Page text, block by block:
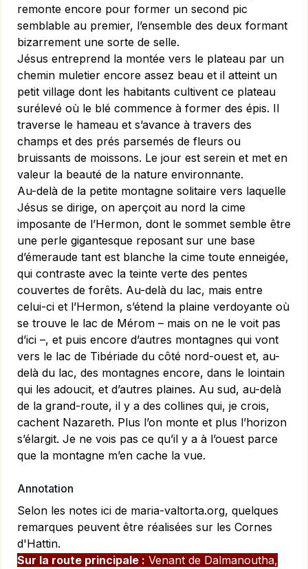
remonte encore pour former un second pic
semblable au premier, l’ensemble des deux formant
bizarrement une sorte de selle.
Jésus entreprend la montée vers le plateau par un
chemin muletier encore assez beau et il atteint un
petit village dont les habitants cultivent ce plateau
surélevé où le blé commence à former des épis. Il
traverse le hameau et s’avance à travers des
champs et des prés parsemés de fleurs ou
bruissants de moissons. Le jour est serein et met en
valeur la beauté de la nature environnante.
Au-delà de la petite montagne solitaire vers laquelle
Jésus se dirige, on aperçoit au nord la cime
imposante de l’Hermon, dont le sommet semble être
une perle gigantesque reposant sur une base
d’émeraude tant est blanche la cime toute enneigée,
qui contraste avec la teinte verte des pentes
couvertes de forêts. Au-delà du lac, mais entre
celui-ci et l’Hermon, s’étend la plaine verdoyante où
se trouve le lac de Mérom – mais on ne le voit pas
d’ici –, et puis encore d’autres montagnes qui vont
vers le lac de Tibériade du côté nord-ouest et, au-
delà du lac, des montagnes encore, dans le lointain
qui les adoucit, et d’autres plaines. Au sud, au-delà
de la grand-route, il y a des collines qui, je crois,
cachent Nazareth. Plus l’on monte et plus l’horizon
s’élargit. Je ne vois pas ce qu’il y a à l’ouest parce
que la montagne m’en cache la vue.
Annotation
Selon les notes ici de maria-valtorta.org, quelques
remarques peuvent être réalisées sur les Cornes
d'Hattin.
Sur la route principale : Venant de Dalmanoutha,